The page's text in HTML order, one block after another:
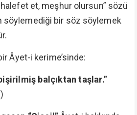
et, meşhur olursun” sözü
söylemediği bir söz söylemek
Âyet-i kerime’sinde:
balçıktan taşlar.”